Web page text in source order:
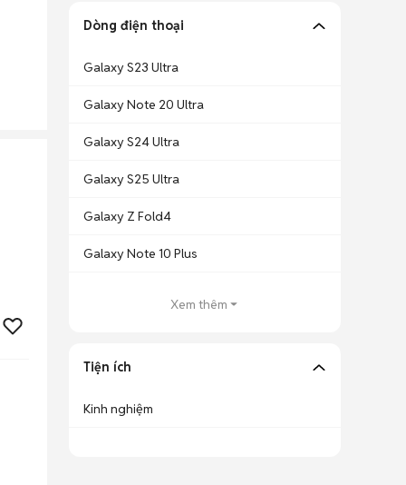
Dòng điện thoại
Galaxy S23 Ultra
Galaxy Note 20 Ultra
Galaxy S24 Ultra
Galaxy S25 Ultra
Galaxy Z Fold4
Galaxy Note 10 Plus
Xem thêm
Tiện ích
Kinh nghiệm